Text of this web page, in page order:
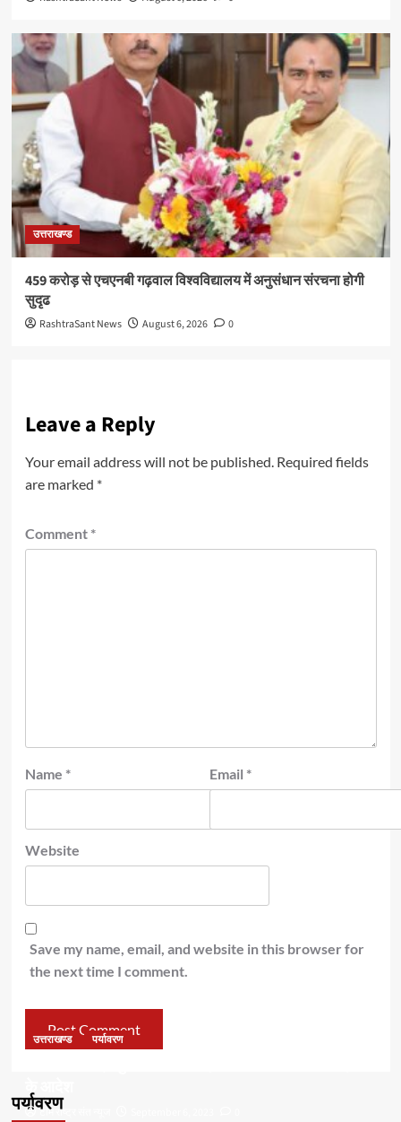
उत्तराखण्ड
459 करोड़ से एचएनबी गढ़वाल विश्वविद्यालय में अनुसंधान संरचना होगी
सुदृढ
RashtraSant News August 6, 2026 0
Leave a Reply
Your email address will not be published. Required fields
are marked *
Comment *
Name * Email *
Website
Save my name, email, and website in this browser for
the next time I comment.
पर्यावरण
उत्तराखण्ड पर्यावरण
के आदेश
टीम राष्ट्र संत न्यूज